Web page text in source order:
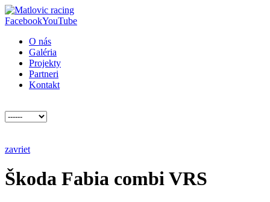
FacebookYouTube
O nás
Galéria
Projekty
Partneri
Kontakt
zavriet
Škoda Fabia combi VRS